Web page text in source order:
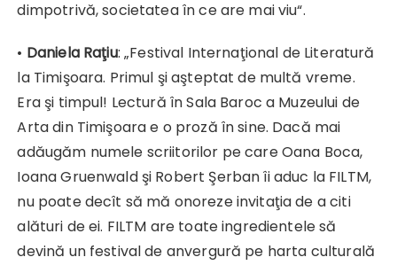
dimpotrivă, societatea în ce are mai viu“.
• Daniela Raţiu: „Festival Internaţional de Literatură
la Timişoara. Primul şi aşteptat de multă vreme.
Era şi timpul! Lectură în Sala Baroc a Muzeului de
Arta din Timişoara e o proză în sine. Dacă mai
adăugăm numele scriitorilor pe care Oana Boca,
Ioana Gruenwald şi Robert Şerban îi aduc la FILTM,
nu poate decît să mă onoreze invitaţia de a citi
alături de ei. FILTM are toate ingredientele să
devină un festival de anvergură pe harta culturală